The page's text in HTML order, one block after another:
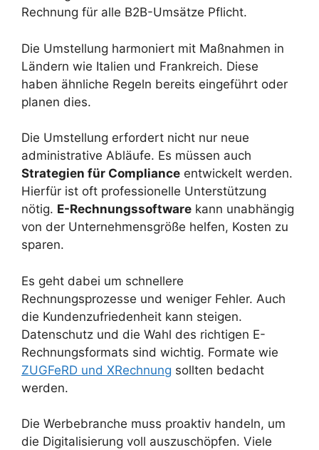
Rechnung für alle B2B-Umsätze Pflicht.
Die Umstellung harmoniert mit Maßnahmen in
Ländern wie Italien und Frankreich. Diese
haben ähnliche Regeln bereits eingeführt oder
planen dies.
Die Umstellung erfordert nicht nur neue
administrative Abläufe. Es müssen auch
Strategien für Compliance entwickelt werden.
Hierfür ist oft professionelle Unterstützung
nötig. E-Rechnungssoftware kann unabhängig
von der Unternehmensgröße helfen, Kosten zu
sparen.
Es geht dabei um schnellere
Rechnungsprozesse und weniger Fehler. Auch
die Kundenzufriedenheit kann steigen.
Datenschutz und die Wahl des richtigen E-
Rechnungsformats sind wichtig. Formate wie
ZUGFeRD und XRechnung sollten bedacht
werden.
Die Werbebranche muss proaktiv handeln, um
die Digitalisierung voll auszuschöpfen. Viele